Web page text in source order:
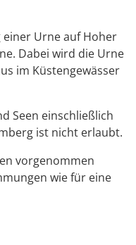
Urne auf Hoher
Dabei wird die Urne
im Küstengewässer
Seen einschließlich
ist nicht erlaubt.
vorgenommen
wie für eine